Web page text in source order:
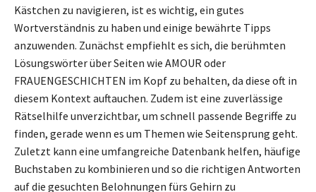
Kästchen zu navigieren, ist es wichtig, ein gutes
Wortverständnis zu haben und einige bewährte Tipps
anzuwenden. Zunächst empfiehlt es sich, die berühmten
Lösungswörter über Seiten wie AMOUR oder
FRAUENGESCHICHTEN im Kopf zu behalten, da diese oft in
diesem Kontext auftauchen. Zudem ist eine zuverlässige
Rätselhilfe unverzichtbar, um schnell passende Begriffe zu
finden, gerade wenn es um Themen wie Seitensprung geht.
Zuletzt kann eine umfangreiche Datenbank helfen, häufige
Buchstaben zu kombinieren und so die richtigen Antworten
auf die gesuchten Belohnungen fürs Gehirn zu